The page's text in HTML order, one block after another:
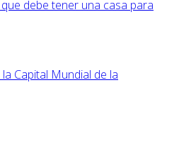
debe tener una casa para
Capital Mundial de la